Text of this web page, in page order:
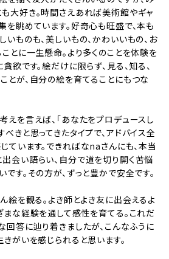
大好き。時間さえあれば美術館やギャ
を眺めています。好奇心も旺盛で、本も
いものも、美しいもの、かわいいもの、お
ことに一生懸命。より多くのことを体験を
欲です。絵だけに限らず、見る、知る、
とが、自分の絵を育てることにもつな
えを言えば、「あなたをプロデュースし
きと思ってきたタイプで、アドバイス全
ています。できればなnaさんにも、本当
会い語らい、自分で道を切り開く苦悩
す。その方が、ずっと豊かで安全です。
絵を観る。よき師とよき友に出会えるよ
まな経験を通して感性を育てる。これだ
回答に辿り着きましたが、こんなふうに
がいを感じられると思います。